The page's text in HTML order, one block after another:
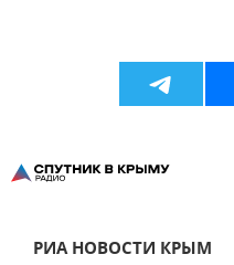
РИА НОВОСТИ КРЫМ